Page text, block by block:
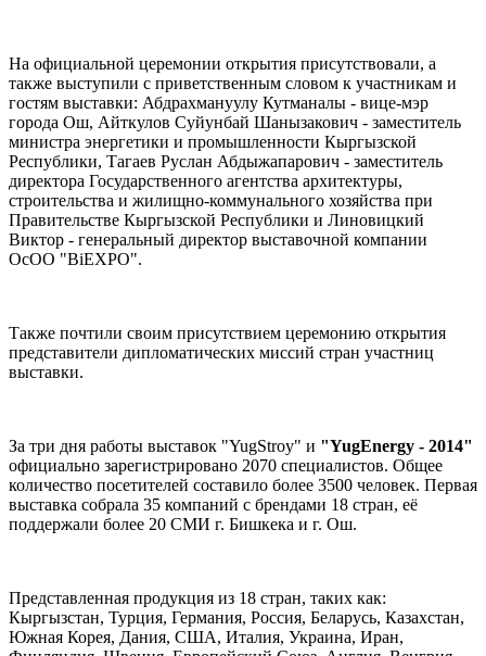
На официальной церемонии открытия присутствовали, а
также выступили с приветственным словом к участникам и
гостям выставки: Абдрахмануулу Кутманалы - вице-мэр
города Ош, Айткулов Суйунбай Шанызакович - заместитель
министра энергетики и промышленности Кыргызской
Республики, Тагаев Руслан Абдыжапарович - заместитель
директора Государственного агентства архитектуры,
строительства и жилищно-коммунального хозяйства при
Правительстве Кыргызской Республики и Линовицкий
Виктор - генеральный директор выставочной компании
ОсОО "BiEXPO".
Также почтили своим присутствием церемонию открытия
представители дипломатических миссий стран участниц
выставки.
За три дня работы выставок "YugStroy" и "YugEnergy - 2014"
официально зарегистрировано 2070 специалистов. Общее
количество посетителей составило более 3500 человек. Первая
выставка собрала 35 компаний с брендами 18 стран, её
поддержали более 20 СМИ г. Бишкека и г. Ош.
Представленная продукция из 18 стран, таких как:
Кыргызстан, Турция, Германия, Россия, Беларусь, Казахстан,
Южная Корея, Дания, США, Италия, Украина, Иран,